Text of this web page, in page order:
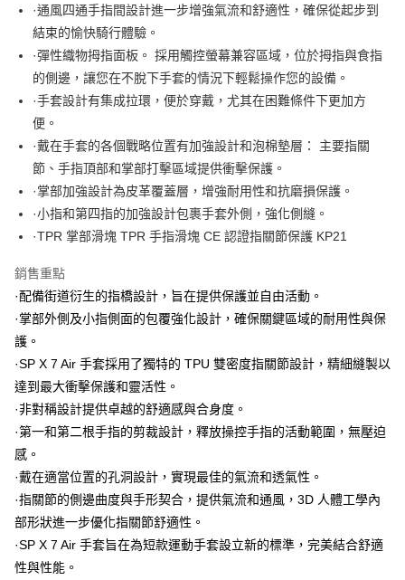
元大商業銀行
永豐商業銀行
玉山商業銀行
台灣樂天信用卡公司
悠遊付
Google Pay
全盈+PAY
大哥付你分期
相關說明
1.本服務由台灣大哥大提供，台灣大哥大用戶可立即使用無須另外申請。
2.付款方式選擇「大哥付你分期」，訂單成立後會自動跳轉到大哥付的交易
流程，驗證手機門號後，選擇欲分期的期數、繳款截止日，確認付款後即完
成交易。
3.實際核准額度、可分期數及費用金額請依後續交易確認頁面所載為準。
消。如遇「轉專審核」未通過狀況，表示未達大哥付你分期系統評分，恕無
法說明評估內容。
【繳款方式說明】
1.分期款項不併入電信帳單，「大哥付你分期」於每月結算日後寄送繳費提
醒簡訊。
帳／街口支付／iPASS MONEY」等通路繳費。
【注意事項】
1.本服務係由「台灣大哥大股份有限公司」（以下簡稱本公司）所提供，讓
用戶於交易時，得透過本服務購買商品或服務，並由商店將買賣／分期付款
買賣價金債權讓與本公司後，依約使用本公司帳單繳交帳款。
資料（包含姓名、電話或地址）提供予台灣大哥大進項蒐集、處理及利用，
由本公司與您本人進行分期帳單所需資料之確認、核對及更正。
3.完整用戶服務條款，請詳閱以下連結：
AFTEE先享後付
相關說明
【關於「AFTEE先享後付」】
AFTEE先享後付是「在收到商品之後才付款」的支付方式。 讓您購物簡單
便利好安心！
２．便利：只要手機號碼，簡訊認證，即可結帳。
３．安心：先確認商品／服務後，再付款。
【「AFTEE先享後付」結帳流程】
１．於結帳方式選擇「AFTEE先享後付」後，將跳轉至「AFTEE先享後付」
結帳頁面，進行簡訊認證並確認金額後，即可完成結帳。
３．收到繳費通知簡訊後14天內，點擊此簡訊中的連結，可透過四大超商／
ATM／網路銀行／等多元方式進行付款，方視為交易完成。
※ 請注意：結帳手續完成當下不需立刻繳費，但若您需要取消訂單，請聯絡
購買商品的店家。未經商家同意取消之訂單仍視為有效，需透過AFTEE先享
後付繳納相關費用。
※ 交易是否成功請以「AFTEE先享後付 」之結帳頁面顯示為準，若有關於
客戶支援中心」https://netprotections.freshdesk.com/support/home
【注意事項】
１．透過由恩沛科技股份有限公司提供之「AFTEE先享後付」服務完成之交
易，需依本服務之必要範圍內提供個人資料，並將交易相關給付款項請求債
運送方式
全家取貨付款
每筆NT$80，滿NT$1,999(含以上)免運費
付款後全家取貨
每筆NT$80，滿NT$1,999(含以上)免運費
7-11取貨付款
每筆NT$80，滿NT$1,999(含以上)免運費
付款後7-11取貨
每筆NT$80，滿NT$1,999(含以上)免運費
宅配
·通風四通手指間設計進一步增強氣流和舒適性，確保從起步到
結束的愉快騎行體驗。
·彈性織物拇指面板。 採用觸控螢幕兼容區域，位於拇指與食指
的側邊，讓您在不脫下手套的情況下輕鬆操作您的設備。
·手套設計有集成拉環，便於穿戴，尤其在困難條件下更加方
便。
·戴在手套的各個戰略位置有加強設計和泡棉墊層： 主要指關
節、手指頂部和掌部打擊區域提供衝擊保護。
·掌部加強設計為皮革覆蓋層，增強耐用性和抗磨損保護。
·小指和第四指的加強設計包裹手套外側，強化側縫。
·TPR 掌部滑塊 TPR 手指滑塊 CE 認證指關節保護 KP21
銷售重點
·配備街道衍生的指橋設計，旨在提供保護並自由活動。
·掌部外側及小指側面的包覆強化設計，確保關鍵區域的耐用性與保
護。
·SP X 7 Air 手套採用了獨特的 TPU 雙密度指關節設計，精細縫製以
達到最大衝擊保護和靈活性。
·非對稱設計提供卓越的舒適感與合身度。
·第一和第二根手指的剪裁設計，釋放操控手指的活動範圍，無壓迫
感。
·戴在適當位置的孔洞設計，實現最佳的氣流和透氣性。
·指關節的側邊曲度與手形契合，提供氣流和通風，3D 人體工學內
部形狀進一步優化指關節舒適性。
·SP X 7 Air 手套旨在為短款運動手套設立新的標準，完美結合舒適
性與性能。